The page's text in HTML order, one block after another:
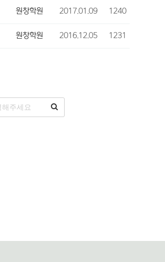
원창학원 2017.01.09 1240
원창학원 2016.12.05 1231